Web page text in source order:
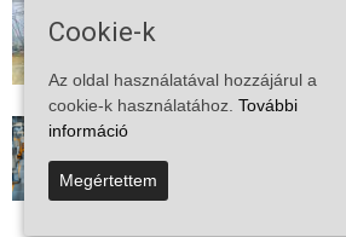
Megszűnt a kiskőrösi
egy korszak ért véget
Aktuális állásajánlatok:
munkavállalókra van
és a...
2026-08-07
Cookie-k
Az oldal használatával hozzájárul a
cookie-k használatához. További
információ
Megértettem